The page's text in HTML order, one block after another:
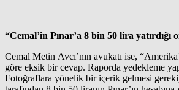
“Cemal’in Pınar’a 8 bin 50 lira yatırdığı
Cemal Metin Avcı’nın avukatı ise,
göre eksik bir cevap. Raporda yedekleme
Fotoğraflara yönelik bir içerik gelmesi